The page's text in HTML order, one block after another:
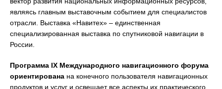
являясь главным выставочным событием для специалистов
отрасли. Выставка «Навитех» – единственная
специализированная выставка по спутниковой навигации в
России.
Программа IX Международного навигационного форума
ориентирована на конечного пользователя навигационных
продуктов и услуг и освещает все аспекты их практического